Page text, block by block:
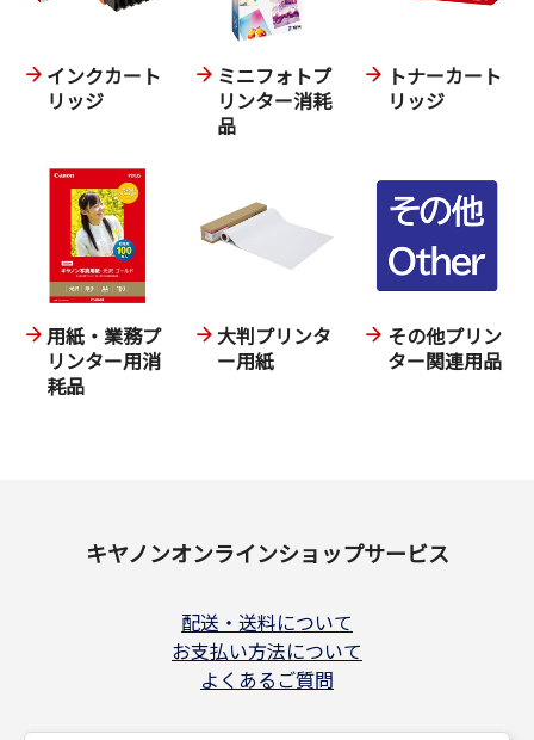
インクカート
リッジ
ミニフォトプ
リンター消耗
品
トナーカート
リッジ
用紙・業務プ
リンター用消
耗品
大判プリンタ
ー用紙
その他プリン
ター関連用品
キヤノンオンラインショップサービス
配送・送料について
お支払い方法について
よくあるご質問